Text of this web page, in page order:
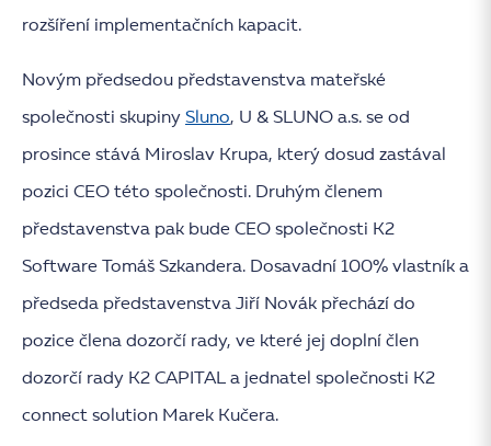
rozšíření implementačních kapacit.
Novým předsedou představenstva mateřské
společnosti skupiny Sluno, U & SLUNO a.s. se od
prosince stává Miroslav Krupa, který dosud zastával
pozici CEO této společnosti. Druhým členem
představenstva pak bude CEO společnosti K2
Software Tomáš Szkandera. Dosavadní 100% vlastník a
předseda představenstva Jiří Novák přechází do
pozice člena dozorčí rady, ve které jej doplní člen
dozorčí rady K2 CAPITAL a jednatel společnosti K2
connect solution Marek Kučera.